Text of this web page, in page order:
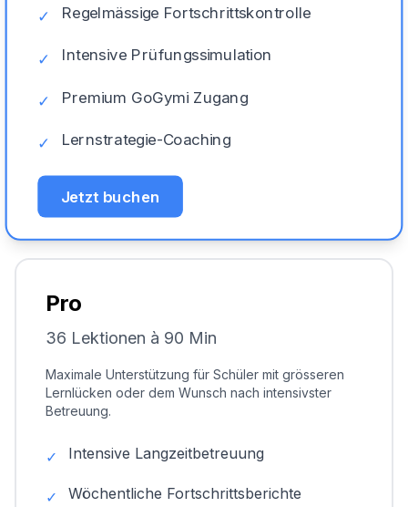
✓ Regelmässige Fortschrittskontrolle
✓ Intensive Prüfungssimulation
✓ Premium GoGymi Zugang
✓ Lernstrategie-Coaching
Jetzt buchen
Pro
36 Lektionen à 90 Min
Maximale Unterstützung für Schüler mit grösseren
Lernlücken oder dem Wunsch nach intensivster
Betreuung.
✓ Intensive Langzeitbetreuung
✓ Wöchentliche Fortschrittsberichte